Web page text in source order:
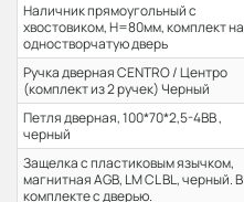
Наличник прямоугольный с
хвостовиком, H=80мм, комплект на
одностворчатую дверь
Ручка дверная CENTRO / Центро
(комплект из 2 ручек) Черный
Петля дверная, 100*70*2,5-4ВВ ,
черный
Защелка с пластиковым язычком,
магнитная AGB, LM CL BL, черный. В
комплекте с дверью.